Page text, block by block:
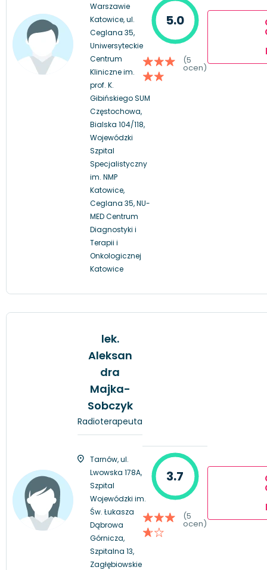
Warszawie
Katowice, ul.
Ceglana 35,
Uniwersyteckie
Centrum
Kliniczne im.
prof. K.
Gibińskiego SUM
Częstochowa,
Bialska 104/118,
Wojewódzki
Szpital
Specjalistyczny
im. NMP
Katowice,
Ceglana 35, NU-
MED Centrum
Diagnostyki i
Terapii i
Onkologicznej
Katowice
5.0
(5
ocen)
lek.
Aleksan
dra
Majka-
Sobczyk
Radioterapeuta
Tarnów, ul.
Lwowska 178A,
Szpital
Wojewódzki im.
Św. Łukasza
Dąbrowa
Górnicza,
Szpitalna 13,
Zagłębiowskie
3.7
(5
ocen)